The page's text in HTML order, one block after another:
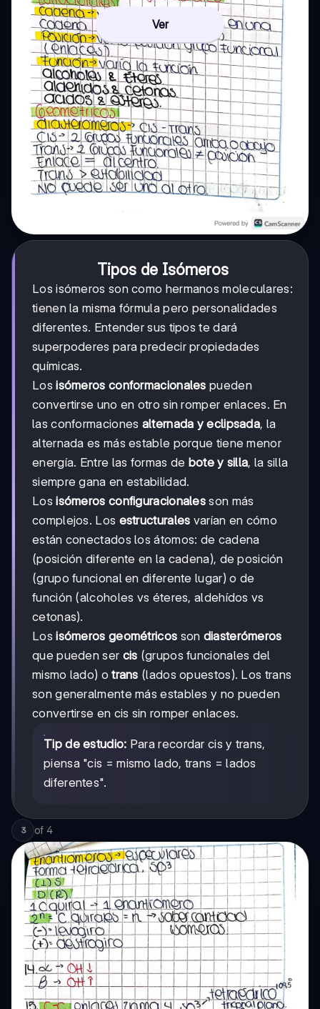
Ver
Tipos de Isómeros
Los isómeros son como hermanos moleculares:
tienen la misma fórmula pero personalidades
diferentes. Entender sus tipos te dará
superpoderes para predecir propiedades
químicas.
Losisómeros conformacionales pueden
convertirse uno en otro sin romper enlaces. En
las conformaciones alternada y eclipsada, la
alternada es más estable porque tiene menor
energía. Entre las formas de bote y silla, la silla
siempre gana en estabilidad.
Losisómeros configuracionales son más
complejos. Los estructurales varían en cómo
están conectados los átomos: de cadena
(posición diferente en la cadena), de posición
(grupo funcional en diferente lugar) o de
función (alcoholes vs éteres, aldehídos vs
cetonas).
Losisómeros geométricos son diasterómeros
que pueden ser cis (grupos funcionales del
mismo lado) otrans (lados opuestos). Los trans
son generalmente más estables y no pueden
convertirse en cis sin romper enlaces.
Tip de estudio: Para recordar cis y trans,
piensa "cis = mismo lado, trans = lados
diferentes".
3 of 4